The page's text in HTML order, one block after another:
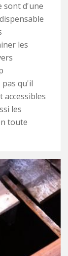
sont d'une
les
qu'il
les
toute